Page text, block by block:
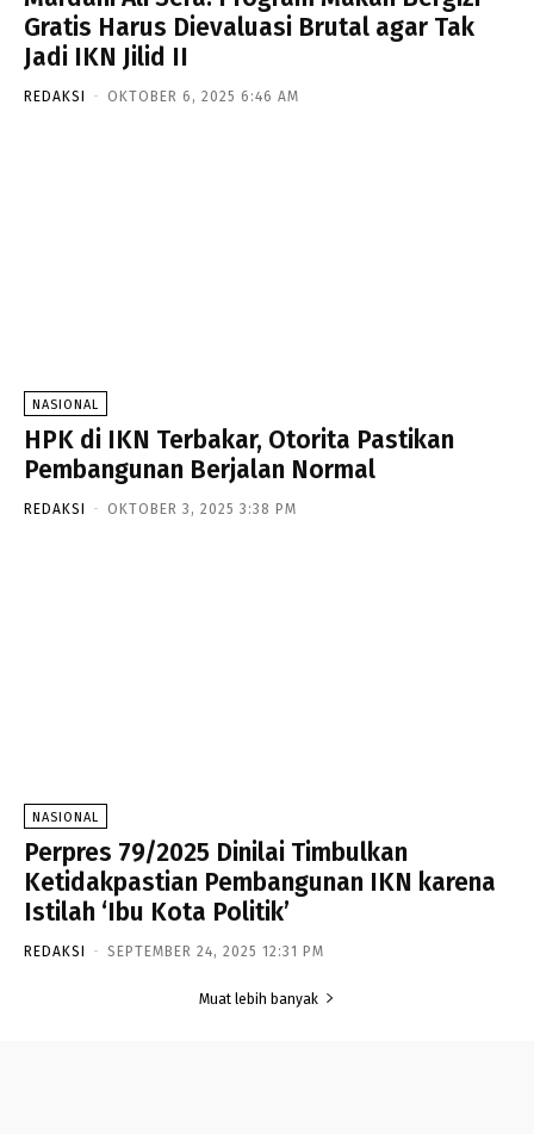
Gratis Harus Dievaluasi Brutal agar Tak
Jadi IKN Jilid II
REDAKSI - OKTOBER 6, 2025 6:46 AM
NASIONAL
HPK di IKN Terbakar, Otorita Pastikan
Pembangunan Berjalan Normal
REDAKSI - OKTOBER 3, 2025 3:38 PM
NASIONAL
Perpres 79/2025 Dinilai Timbulkan
Ketidakpastian Pembangunan IKN karena
Istilah ‘Ibu Kota Politik’
REDAKSI - SEPTEMBER 24, 2025 12:31 PM
Muat lebih banyak